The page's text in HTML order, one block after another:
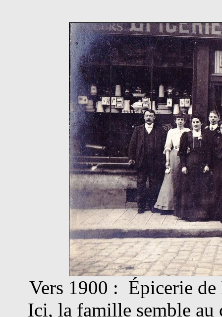
Vers 1900 : Épicerie
Ici, la famille semble au